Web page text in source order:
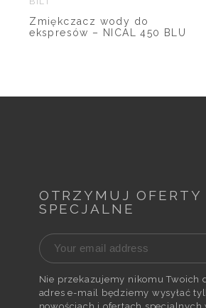
Zmiękczacz wody do
ekspresów – NICAL 450 BLU
OTRZYMUJ OFERTY
SPECJALNE
Nie przekazujemy nikomu Twoich
adres e-mail będziemy wysyłać